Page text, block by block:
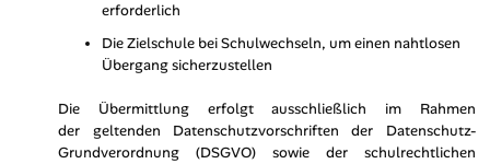
erforderlich
Die Zielschule bei Schulwechseln, um einen nahtlosen
Übergang sicherzustellen
Die Übermittlung erfolgt ausschließlich im Rahmen
der geltenden Datenschutzvorschriften der Datenschutz-
Grundverordnung (DSGVO) sowie der schulrechtlichen